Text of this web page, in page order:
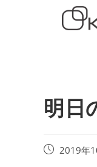
明日
2019年